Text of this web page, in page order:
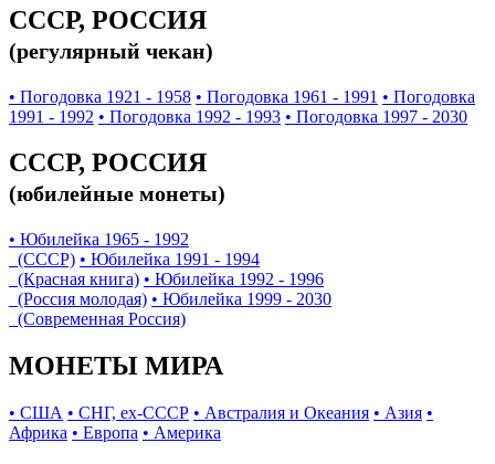
СССР, РОССИЯ
(регулярный чекан)
• Погодовка 1921 - 1958 • Погодовка 1961 - 1991 • Погодовка
1991 - 1992 • Погодовка 1992 - 1993 • Погодовка 1997 - 2030
СССР, РОССИЯ
(юбилейные монеты)
• Юбилейка 1965 - 1992
(СССР) • Юбилейка 1991 - 1994
(Красная книга) • Юбилейка 1992 - 1996
(Россия молодая) • Юбилейка 1999 - 2030
(Современная Россия)
МОНЕТЫ МИРА
• США • СНГ, ex-СССР • Австралия и Океания • Азия •
Африка • Европа • Америка